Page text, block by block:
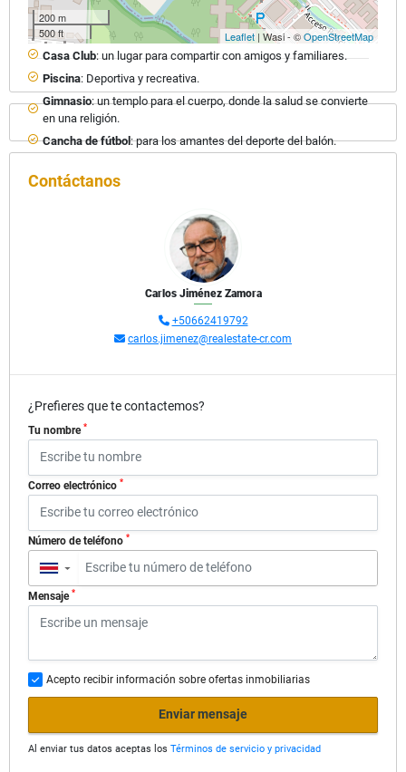
Casa Club: un lugar para compartir con amigos y familiares.
Piscina: Deportiva y recreativa.
Gimnasio: un templo para el cuerpo, donde la salud se convierte
en una religión.
Cancha de fútbol: para los amantes del deporte del balón.
disfruten de la libertad.
: para que te sientas tranquilo y protegido, para
que puedas disfrutar de la vida sin preocupaciones.
Calles adoquinadas. Cableado subterráneo parcial.
Características de la zona
centros comerciales, oficentros y centros educativos,
200 m
500 ft
Leaflet | Wasi - ©OpenStreetMap
Contáctanos
Carlos Jiménez Zamora
+50662419792
carlos.jimenez@realestate-cr.com
¿Prefieres que te contactemos?
Tu nombre *
Correo electrónico *
Número de teléfono *
▼
Mensaje *
Acepto recibir información sobre ofertas inmobiliarias
Enviar mensaje
Al enviar tus datos aceptas los Términos de servicio y privacidad